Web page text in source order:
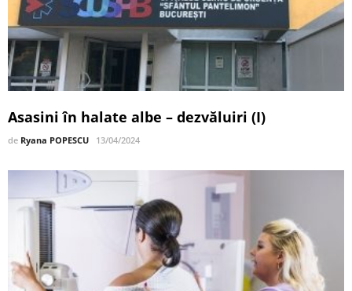
Asasini în halate albe – dezvăluiri (I)
de Ryana POPESCU 13/04/2024